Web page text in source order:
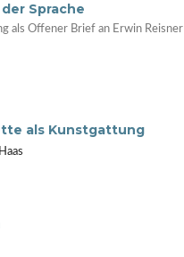
Sprache
als Offener Brief an Erwin Reisner
als Kunstgattung